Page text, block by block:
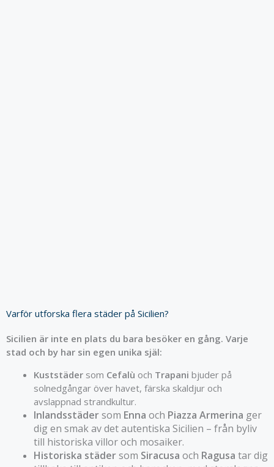
Varför utforska flera städer på Sicilien?
Sicilien är inte en plats du bara besöker en gång. Varje
stad och by har sin egen unika själ:
Kuststäder som Cefalù och Trapani bjuder på
solnedgångar över havet, färska skaldjur och
avslappnad strandkultur.
Inlandsstädersom Enna och Piazza Armerina ger
dig en smak av det autentiska Sicilien – från byliv
till historiska villor och mosaiker.
Historiska städersom Siracusa och Ragusa tar dig